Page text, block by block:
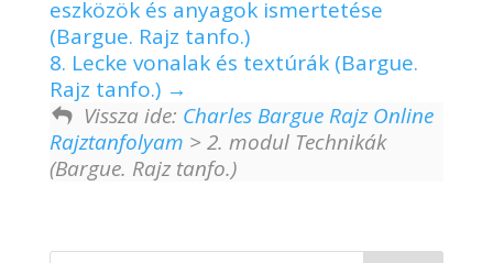
eszközök és anyagok ismertetése
(Bargue. Rajz tanfo.)
8. Lecke vonalak és textúrák (Bargue.
Rajz tanfo.)
Vissza ide: Charles Bargue Rajz Online
Rajztanfolyam > 2. modul Technikák
(Bargue. Rajz tanfo.)